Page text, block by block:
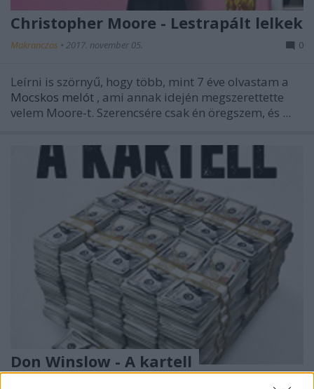
Christopher Moore - Lestrapált lelkek
Makranczos • 2017. november 05. 0
Leírni is szörnyű, hogy több, mint 7 éve olvastam a
Mocskos melót , ami annak idején megszerettette
velem Moore-t. Szerencsére csak én öregszem, és ...
Don Winslow - A kartell